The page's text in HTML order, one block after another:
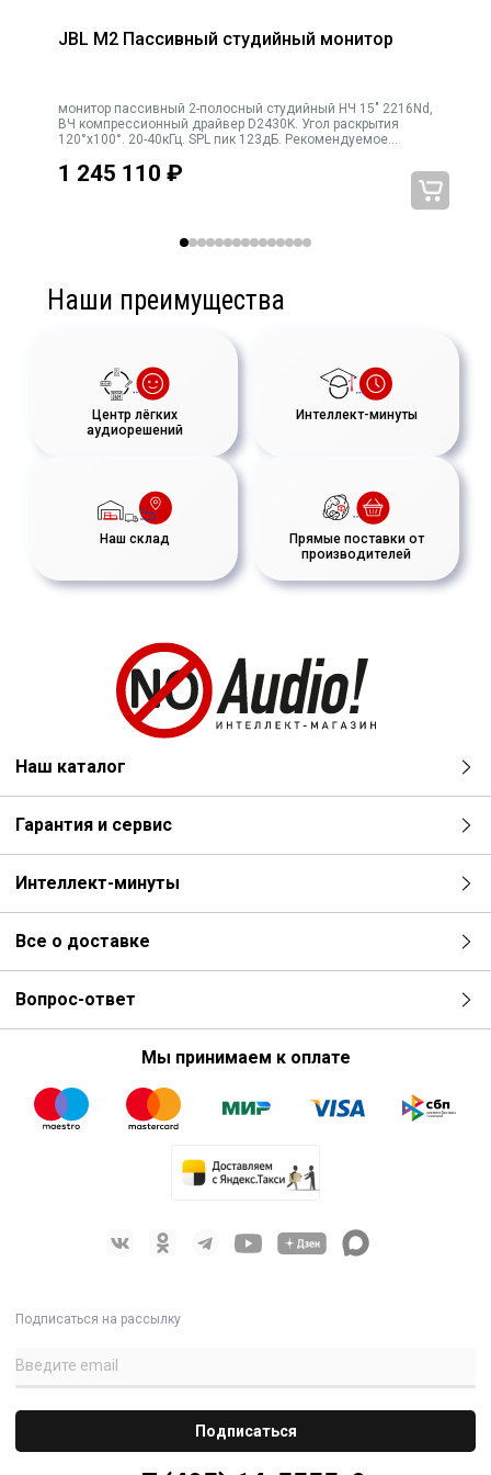
характеристики
частотном диапазоне
Автоматическая защита от перегрузок предотвращает выход
твиттеров из строя
Тип подключения: терминал для провода
JBL M2 Пассивный студийный монитор
монитор пассивный 2-полосный студийный НЧ 15" 2216Nd,
ВЧ компрессионный драйвер D2430K. Угол раскрытия
120°х100°. 20-40кГц. SPL пик 123дБ. Рекомендуемое
Усиление только би-амп, встроенного кр
1 245 110 ₽
Наши преимущества
Центр лёгких
аудиорешений
Интеллект-минуты
Наш склад
Прямые поставки от
производителей
Наш каталог
Гарантия и сервис
Интеллект-минуты
Все о доставке
Вопрос-ответ
Мы принимаем к оплате
Подписаться на рассылку